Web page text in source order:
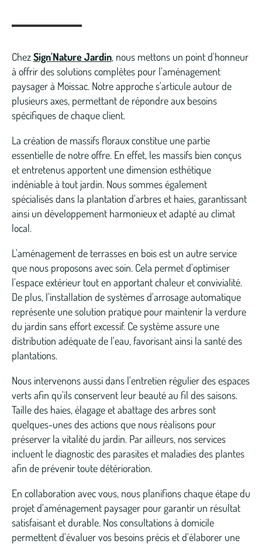
ChezSign'Nature Jardin, nous mettons un point d'honneur
à offrir des solutions complètes pour l'aménagement
paysager à Moissac. Notre approche s'articule autour de
plusieurs axes, permettant de répondre aux besoins
spécifiques de chaque client.
La création de massifs floraux constitue une partie
essentielle de notre offre. En effet, les massifs bien conçus
et entretenus apportent une dimension esthétique
indéniable à tout jardin. Nous sommes également
spécialisés dans la plantation d'arbres et haies, garantissant
ainsi un développement harmonieux et adapté au climat
local.
L'aménagement de terrasses en bois est un autre service
que nous proposons avec soin. Cela permet d'optimiser
l'espace extérieur tout en apportant chaleur et convivialité.
De plus, l'installation de systèmes d'arrosage automatique
représente une solution pratique pour maintenir la verdure
du jardin sans effort excessif. Ce système assure une
distribution adéquate de l'eau, favorisant ainsi la santé des
plantations.
Nous intervenons aussi dans l'entretien régulier des espaces
verts afin qu'ils conservent leur beauté au fil des saisons.
Taille des haies, élagage et abattage des arbres sont
quelques-unes des actions que nous réalisons pour
préserver la vitalité du jardin. Par ailleurs, nos services
incluent le diagnostic des parasites et maladies des plantes
afin de prévenir toute détérioration.
En collaboration avec vous, nous planifions chaque étape du
projet d'aménagement paysager pour garantir un résultat
satisfaisant et durable. Nos consultations à domicile
permettent d'évaluer vos besoins précis et d'élaborer une